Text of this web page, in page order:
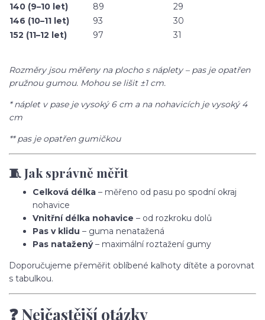
140 (9–10 let)
89
29
146 (10–11 let)
93
30
152 (11–12 let)
97 31
Rozměry jsou měřeny na plocho s náplety – pas je opatřen
pružnou gumou. Mohou se lišit ±1 cm.
* náplet v pase je vysoký 6 cm a na nohavicích je vysoký 4
cm
** pas je opatřen gumičkou
🧵 Jak správně měřit
Celková délka – měřeno od pasu po spodní okraj
nohavice
Vnitřní délka nohavice – od rozkroku dolů
Pas v klidu – guma nenatažená
Pas natažený– maximální roztažení gumy
Doporučujeme přeměřit oblíbené kalhoty dítěte a porovnat
s tabulkou.
❓ Nejčastější otázky